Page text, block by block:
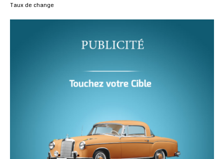
Taux de change